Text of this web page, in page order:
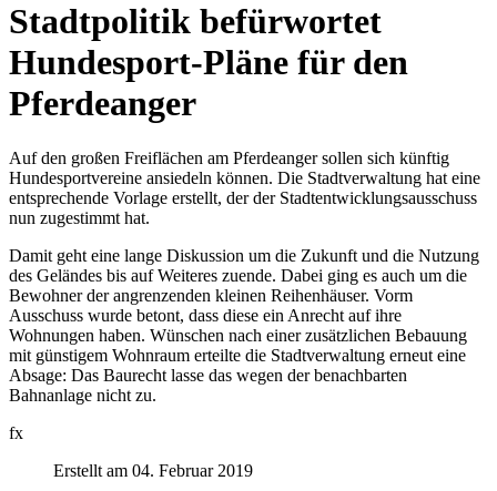
Stadtpolitik befürwortet
Hundesport-Pläne für den
Pferdeanger
Auf den großen Freiflächen am Pferdeanger sollen sich künftig
Hundesportvereine ansiedeln können. Die Stadtverwaltung hat eine
entsprechende Vorlage erstellt, der der Stadtentwicklungsausschuss
nun zugestimmt hat.
Damit geht eine lange Diskussion um die Zukunft und die Nutzung
des Geländes bis auf Weiteres zuende. Dabei ging es auch um die
Bewohner der angrenzenden kleinen Reihenhäuser. Vorm
Ausschuss wurde betont, dass diese ein Anrecht auf ihre
Wohnungen haben. Wünschen nach einer zusätzlichen Bebauung
mit günstigem Wohnraum erteilte die Stadtverwaltung erneut eine
Absage: Das Baurecht lasse das wegen der benachbarten
Bahnanlage nicht zu.
fx
Erstellt am 04. Februar 2019